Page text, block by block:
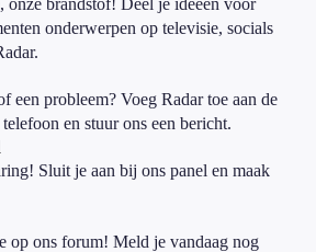
onze brandstof! Deel je ideeën voor
onderwerpen op televisie, socials
een probleem? Voeg Radar toe aan de
en stuur ons een bericht.
Sluit je aan bij ons panel en maak
op ons forum! Meld je vandaag nog